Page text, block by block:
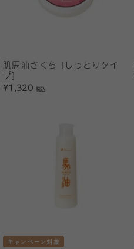
肌馬油さくら [しっとりタイ
プ]
¥1,320税込
キャンペーン対象